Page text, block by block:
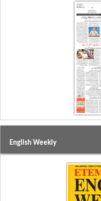
English Weekly